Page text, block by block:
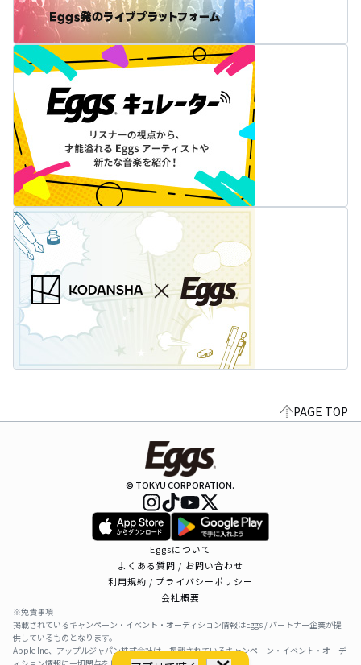
PAGE TOP
© TOKYU CORPORATION.
Eggsについて
よくある質問 / お問い合わせ
利用規約 / プライバシーポリシー
会社概要
※免責事項
掲載されているキャンペーン・イベント・オーディション情報はEggs / パートナー企業が提
供しているものとなります。
Apple Inc、アップルジャパン株式会社は、掲載されているキャンペーン・イベント・オーデ